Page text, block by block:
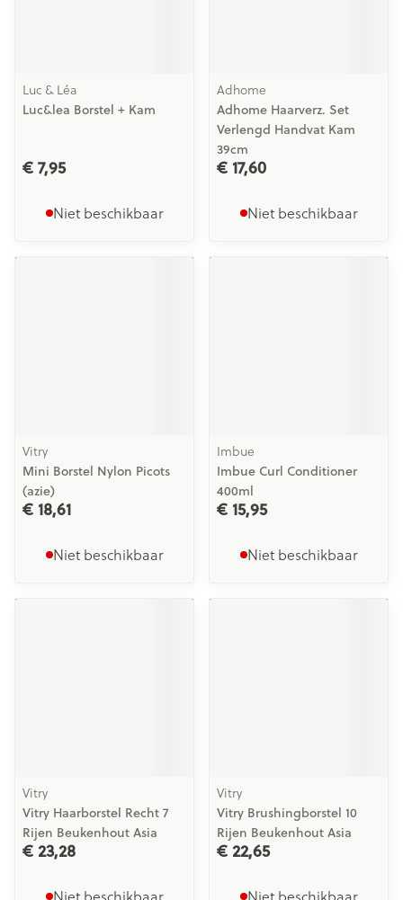
Luc & Léa
Luc&lea Borstel + Kam
€ 7,95
Niet beschikbaar
Adhome
Adhome Haarverz. Set
Verlengd Handvat Kam
39cm
€ 17,60
Niet beschikbaar
Vitry
Mini Borstel Nylon Picots
(azie)
€ 18,61
Niet beschikbaar
Imbue
Imbue Curl Conditioner
400ml
€ 15,95
Niet beschikbaar
Vitry
Vitry Haarborstel Recht 7
Rijen Beukenhout Asia
€ 23,28
Vitry
Vitry Brushingborstel 10
Rijen Beukenhout Asia
€ 22,65